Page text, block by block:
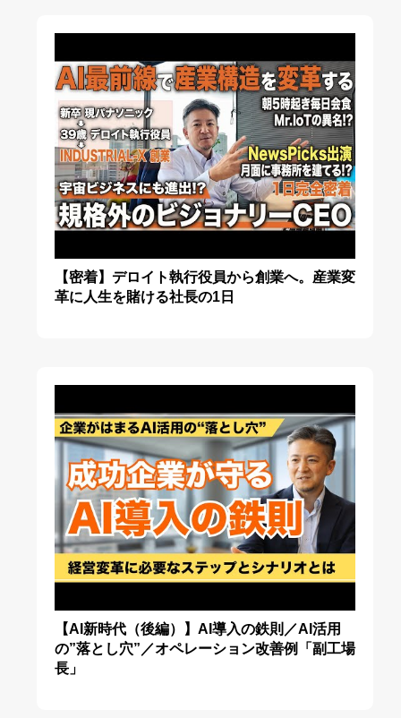
【密着】デロイト執行役員から創業へ。産業変
革に人生を賭ける社長の1日
【AI新時代（後編）】AI導入の鉄則／AI活用
の”落とし穴”／オペレーション改善例「副工場
長」